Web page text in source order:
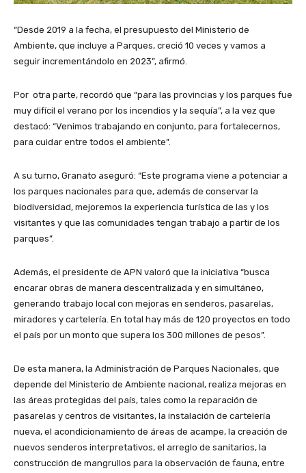
“Desde 2019 a la fecha, el presupuesto del Ministerio de
Ambiente, que incluye a Parques, creció 10 veces y vamos a
seguir incrementándolo en 2023”, afirmó.
Por otra parte, recordó que “para las provincias y los parques fue
muy difícil el verano por los incendios y la sequía”, a la vez que
destacó: “Venimos trabajando en conjunto, para fortalecernos,
para cuidar entre todos el ambiente”.
A su turno, Granato aseguró: “Este programa viene a potenciar a
los parques nacionales para que, además de conservar la
biodiversidad, mejoremos la experiencia turística de las y los
visitantes y que las comunidades tengan trabajo a partir de los
parques”.
Además, el presidente de APN valoró que la iniciativa “busca
encarar obras de manera descentralizada y en simultáneo,
generando trabajo local con mejoras en senderos, pasarelas,
miradores y cartelería. En total hay más de 120 proyectos en todo
el país por un monto que supera los 300 millones de pesos”.
De esta manera, la Administración de Parques Nacionales, que
depende del Ministerio de Ambiente nacional, realiza mejoras en
las áreas protegidas del país, tales como la reparación de
pasarelas y centros de visitantes, la instalación de cartelería
nueva, el acondicionamiento de áreas de acampe, la creación de
nuevos senderos interpretativos, el arreglo de sanitarios, la
construcción de mangrullos para la observación de fauna, entre